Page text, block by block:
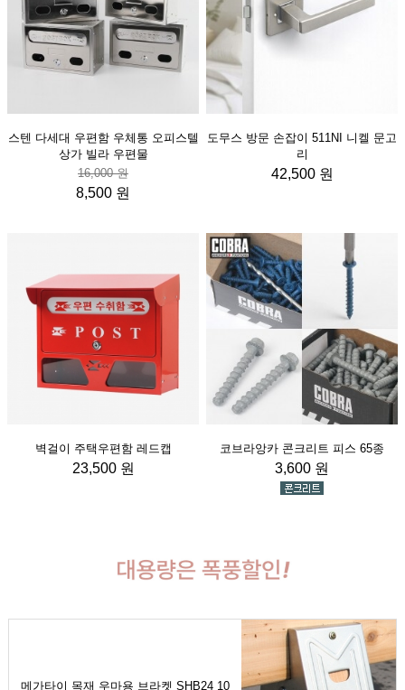
스텐 다세대 우편함 우체통 오피스텔
상가 빌라 우편물
16,000 원
8,500 원
도무스 방문 손잡이 511NI 니켈 문고
리
42,500 원
벽걸이 주택우편함 레드캡
23,500 원
코브라앙카 콘크리트 피스 65종
3,600 원
메가타이 목재 우마용 브라켓 SHB24 10